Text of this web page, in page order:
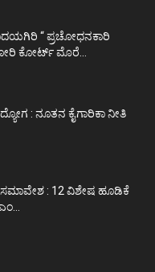
ಉದಯಗಿರಿ “ ಪ್ರಚೋಧನಕಾರಿ
ಕೋರ್ಟ್‌ ಮೊರೆ...
: ನೂತನ ಕೈಗಾರಿಕಾ ನೀತಿ
: 12 ವಿಶೇಷ ಹೂಡಿಕೆ